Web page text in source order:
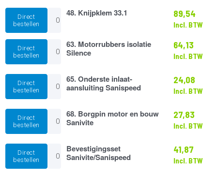
aantal
Direct
bestellen
48.
Knijpklem
33.1
aantal
48. Knijpklem 33.1 89,54
Incl. BTW
Direct
bestellen
63.
Motorrubbers
isolatie
aantal
63. Motorrubbers isolatie
Silence
64,13
Incl. BTW
Direct
bestellen
65.
Onderste
inlaat-
Sanispeed
aantal
65. Onderste inlaat-
aansluiting Sanispeed
24,08
Incl. BTW
Direct
bestellen
68.
Borgpin
motor
bouw
Sanivite
aantal
68. Borgpin motor en bouw
Sanivite
27,83
Incl. BTW
Direct
bestellen
Bevestigingsset
Sanivite/Sanispeed
aantal
Bevestigingsset
Sanivite/Sanispeed
41,87
Incl. BTW